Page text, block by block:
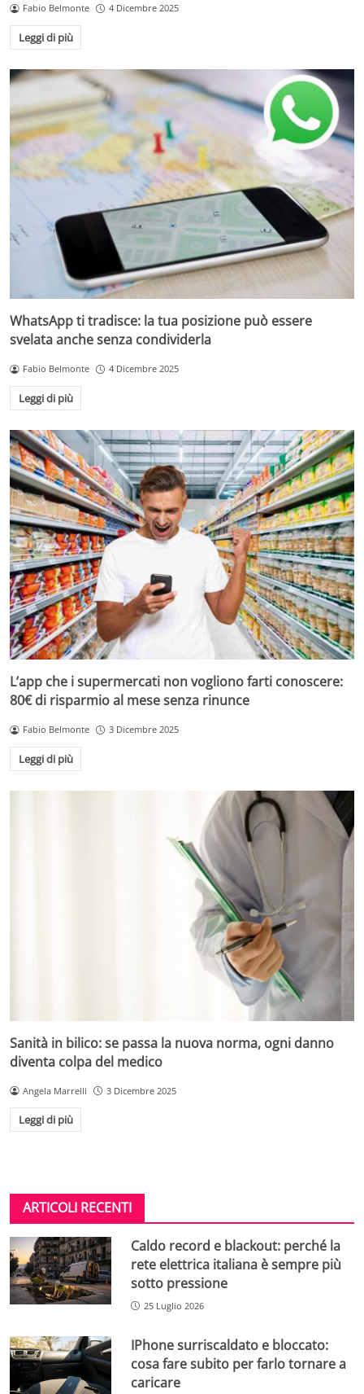
Fabio Belmonte 4 Dicembre 2025
Leggi di più
WhatsApp ti tradisce: la tua posizione può essere
svelata anche senza condividerla
Fabio Belmonte 4 Dicembre 2025
Leggi di più
L’app che i supermercati non vogliono farti conoscere:
80€ di risparmio al mese senza rinunce
Fabio Belmonte 3 Dicembre 2025
Leggi di più
Sanità in bilico: se passa la nuova norma, ogni danno
diventa colpa del medico
Angela Marrelli 3 Dicembre 2025
Leggi di più
ARTICOLI RECENTI
Caldo record e blackout: perché la
rete elettrica italiana è sempre più
sotto pressione
25 Luglio 2026
IPhone surriscaldato e bloccato:
cosa fare subito per farlo tornare a
caricare